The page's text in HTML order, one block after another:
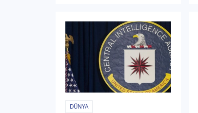
“TV1” xəbər verir ki, bu barədə
“Dialog.ua” məlumat yayıb.
Məlumata görə, avqustun 6-na
keçən […]
DÜNYA